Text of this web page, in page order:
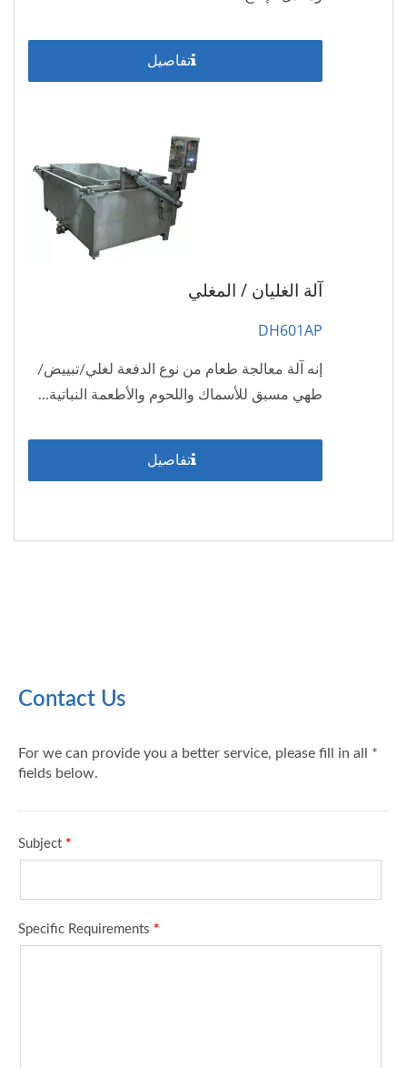
تفاصيل
آلة الغليان / المغلي
DH601AP
إنه آلة معالجة طعام من نوع الدفعة لغلي/تبييض/
طهي مسبق للأسماك واللحوم والأطعمة النباتية...
تفاصيل